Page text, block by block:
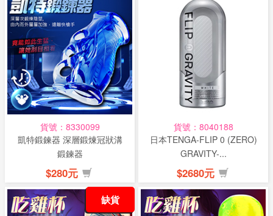
貨號：8330099
凱特鍛鍊器 深層鍛煉冠狀溝
鍛鍊器
$280元
貨號：8040188
日本TENGA-FLIP 0 (ZERO)
GRAVITY-...
$2680元
缺貨